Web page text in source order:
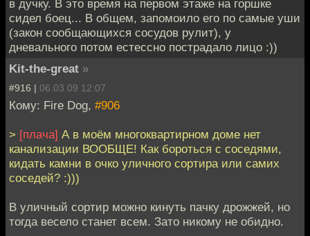
в дучку. В это время на первом этаже на горшке
сидел боец... В общем, запомоило его по самые уши
(закон сообщающихся сосудов рулит), у
дневального потом естессно пострадало лицо :))
Kit-the-great »
#916 | 06.03.09 12:07
Кому: Fire Dog, #906
> [плача] А в моём многоквартирном доме нет
канализации ВООБЩЕ! Как бороться с соседями,
кидать камни в очко уличного сортира или самих
соседей? :)))
В уличный сортир можно кинуть пачку дрожжей, но
тогда весело станет всем. Зато никому не обидно.